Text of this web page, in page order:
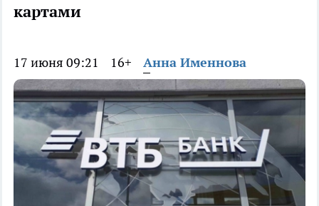
картами
17 июня 09:21 16+ Анна Именнова